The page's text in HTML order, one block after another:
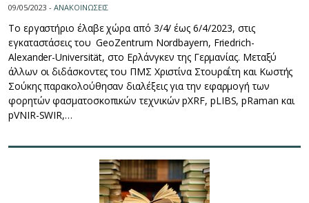
09/05/2023 - ΑΝΑΚΟΙΝΩΣΕΙΣ
Το εργαστήριο έλαβε χώρα από 3/4/ έως 6/4/2023, στις
εγκαταστάσεις του GeoZentrum Nordbayern, Friedrich-
Alexander-Universität, στο Ερλάνγκεν της Γερμανίας. Μεταξύ
άλλων οι διδάσκοντες του ΠΜΣ Χριστίνα Στουραΐτη και Κωστής
Σούκης παρακολούθησαν διαλέξεις για την εφαρμογή των
φορητών φασματοσκοπικών τεχνικών pXRF, pLIBS, pRaman και
pVNIR-SWIR,…